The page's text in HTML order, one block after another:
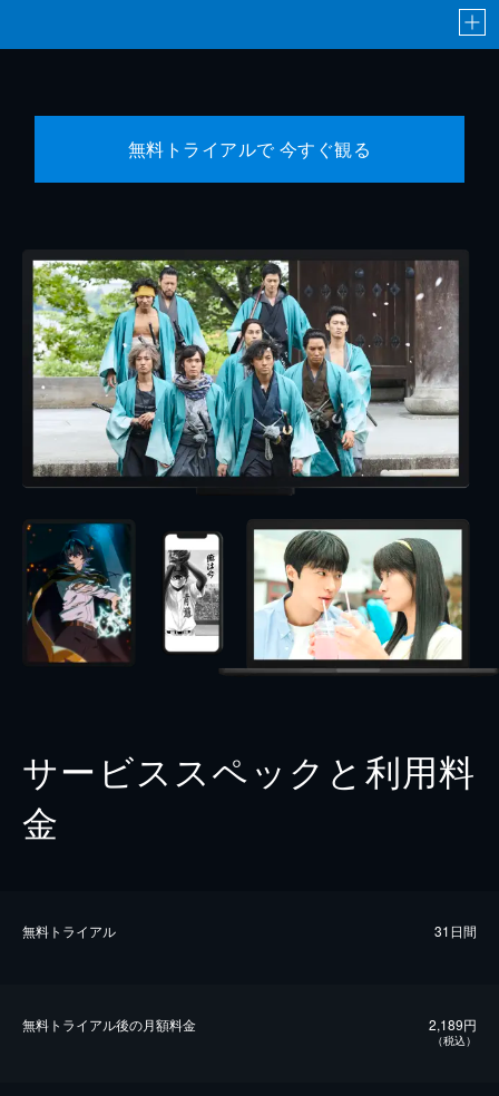
無料トライアルで 今すぐ観る
サービススペックと利用料
金
無料トライアル 31日間
無料トライアル後の⽉額料金 2,189円
（税込）